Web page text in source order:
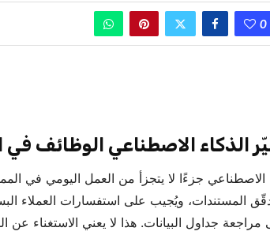
0
الذكاء الاصطناعي الوظائف في
الاصطناعي جزءًا لا يتجزأ من العمل اليومي في
المستندات، ويُجيب على استفسارات العملاء
مراجعة جداول البيانات. هذا لا يعني الاستغناء